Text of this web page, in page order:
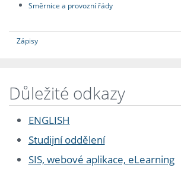
Směrnice a provozní řády
Zápisy
Důležité odkazy
ENGLISH
Studijní oddělení
SIS, webové aplikace, eLearning